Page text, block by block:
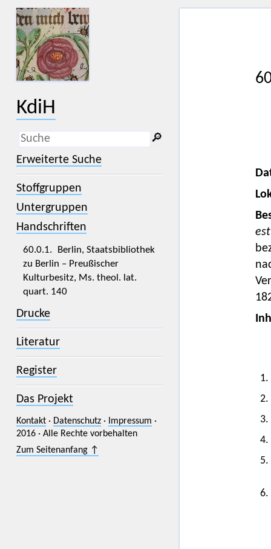
KdiH
_
(der Unterstrich) ist Platzhalter für
genau ein Zeichen.
% (das Prozentzeichen) ist Platzhalter
für kein, ein oder mehr als ein
🔎︎
Erweiterte Suche
Stoffgruppen
Untergruppen
Handschriften
60.0.1. Berlin, Staatsbibliothek
zu Berlin – Preußischer
Kulturbesitz, Ms. theol. lat.
quart. 140
Drucke
Literatur
Register
Das Projekt
Kontakt· Datenschutz· Impressum ·
2016 · Alle Rechte vorbehalten
Zum Seitenanfang ↑
1.
2.
3.
4.
5.
6.